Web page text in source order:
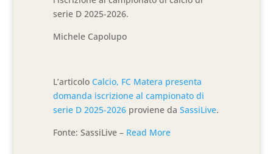
serie D 2025-2026.
Michele Capolupo
L’articoloCalcio, FC Matera presenta
domanda iscrizione al campionato di
serie D 2025-2026 proviene daSassiLive.
Fonte: SassiLive – Read More